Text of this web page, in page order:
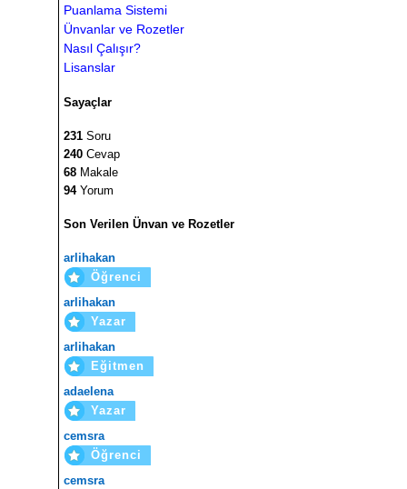
Puanlama Sistemi
Ünvanlar ve Rozetler
Nasıl Çalışır?
Lisanslar
Sayaçlar
231 Soru
240 Cevap
68 Makale
94Yorum
Son Verilen Ünvan ve Rozetler
arlihakan
Öğrenci
arlihakan
Yazar
arlihakan
Eğitmen
adaelena
Yazar
cemsra
Öğrenci
cemsra